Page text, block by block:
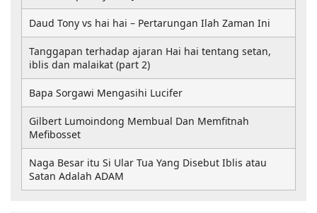
Daud Tony vs hai hai – Pertarungan Ilah Zaman Ini
Tanggapan terhadap ajaran Hai hai tentang setan,
iblis dan malaikat (part 2)
Bapa Sorgawi Mengasihi Lucifer
Gilbert Lumoindong Membual Dan Memfitnah
Mefibosset
Naga Besar itu Si Ular Tua Yang Disebut Iblis atau
Satan Adalah ADAM